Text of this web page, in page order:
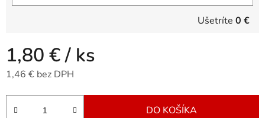
Ušetríte 0 €
1,80 €/ ks
1,46 € bez DPH
Jednotková cena:
DO KOŠÍKA